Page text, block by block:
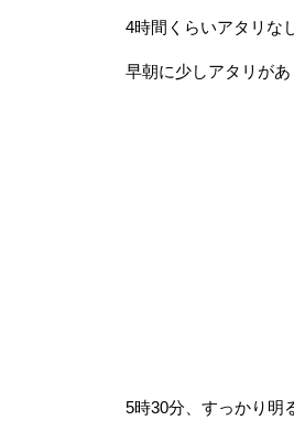
4時間くらいアタリな
早朝に少しアタリが
5時30分、すっかり明